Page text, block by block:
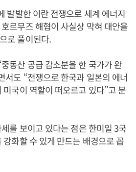
발발한 이란 전쟁으로 세계 에너지
르무즈 해협이 사실상 막혀 대안을
로 풀이된다.
동산 공급 감소분을 한 국가가 완
서도 “전쟁으로 한국과 일본의 에너
국이 역할이 떠오르고 있다”고 분
를 보이고 있다는 점은 한미일 3국
화할 수 있게 만드는 배경으로 꼽